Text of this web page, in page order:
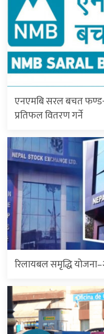
एनएमबि सरल बचत
प्रतिफल वितरण गर्ने
रिलायबल समृद्धि